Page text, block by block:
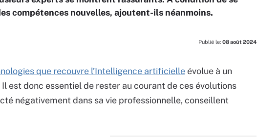
compétences nouvelles, ajoutent-ils néanmoins.
Publié le: 08 août 2024
que recouvre l’Intelligence artificielle évolue à un
est donc essentiel de rester au courant de ces évolutions
négativement dans sa vie professionnelle, conseillent